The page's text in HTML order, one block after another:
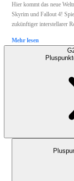
Hier kommt das neue
Skyrim und Fallout 4!
zukünftiger interstellarer
Mehr lesen